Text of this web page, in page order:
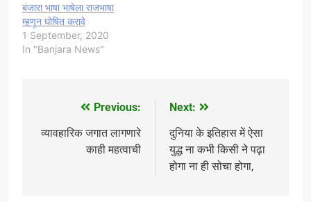
बंजारा भाषा भाषेला राजभाषा
म्हणून घोषित करावे
1 September, 2020
In "Banjara News"
navigation
Previous:
व्यावहारिक जगात लागणारे
काही महत्वाची
Next:
दुनिया के इतिहास में ऐसा
युद्ध ना कभी किसी ने पढ़ा
होगा ना ही सोचा होगा,